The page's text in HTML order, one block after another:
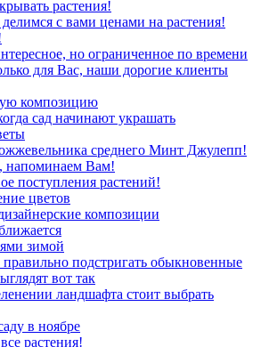
растения!
с вами ценами на растения!
но ограниченное по времени
для Вас, наши дорогие клиенты
композицию
сад начинают украшать
среднего Минт Джулепп!
напоминаем Вам!
поступления растений!
цветов
композиции
зимой
подстригать обыкновенные
вот так
ландшафта стоит выбрать
в ноябре
растения!